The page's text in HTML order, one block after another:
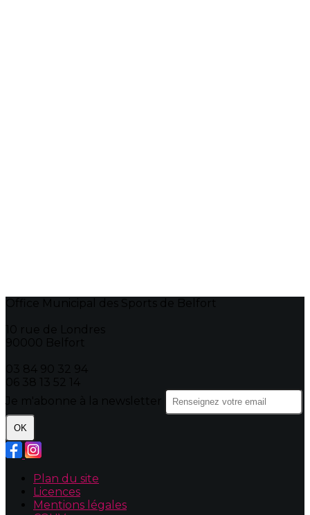
OK
Plan du site
Licences
Mentions légales